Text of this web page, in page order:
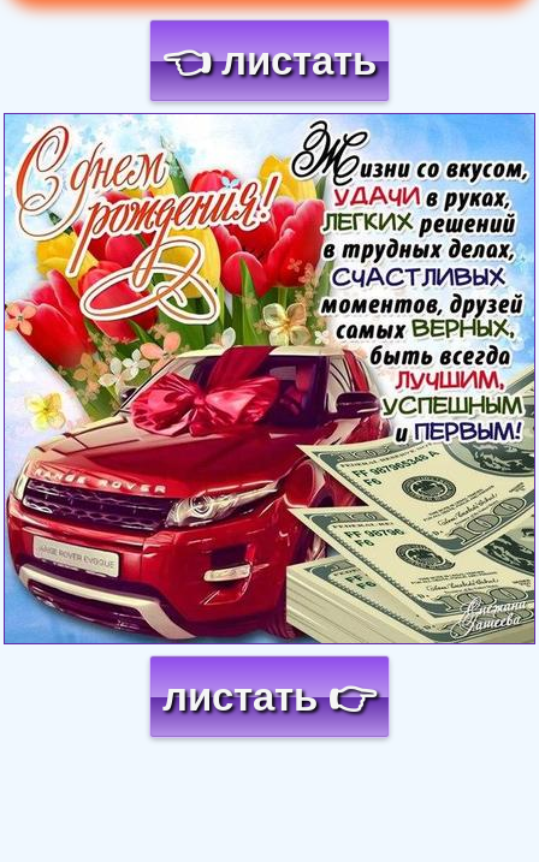
👈 листать
Загрузка картинки...
листать 👉